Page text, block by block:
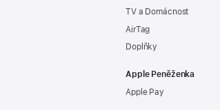
TV a Domácnost
AirTag
Doplňky
Apple Peněženka
Apple Pay